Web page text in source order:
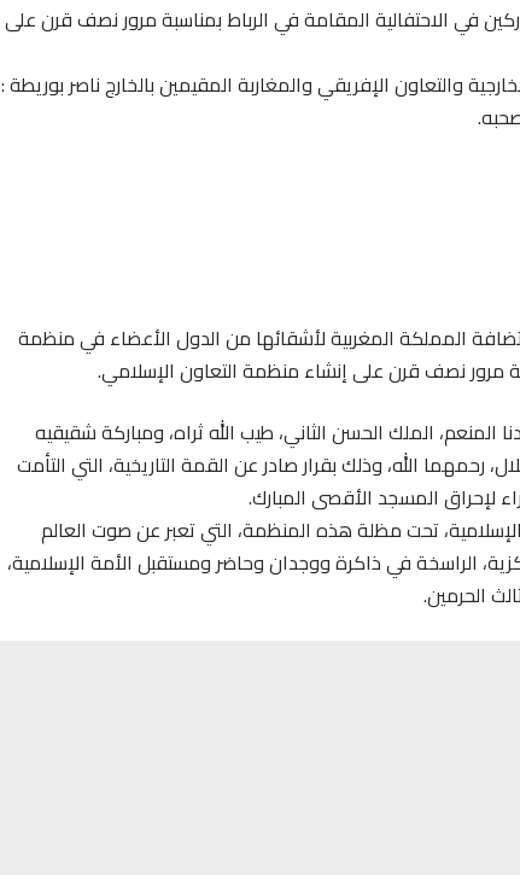
في الاحتفالية المقامة في الرباط بمناسبة مرور نصف قرن على
والتعاون الإفريقي والمغاربة المقيمين بالخارج ناصر بوريطة :
المملكة المغربية لأشقائها من الدول الأعضاء في منظمة
مرور نصف قرن على إنشاء منظمة التعاون الإسلامي.
الملك الحسن الثاني، طيب الله ثراه، ومباركة شقيقيه
الله، وذلك بقرار صادر عن القمة التاريخية، التي التأمت
تحت مظلة هذه المنظمة، التي تعبر عن صوت العالم
الراسخة في ذاكرة ووجدان وحاضر ومستقبل الأمة الإسلامية،
الحرمين.